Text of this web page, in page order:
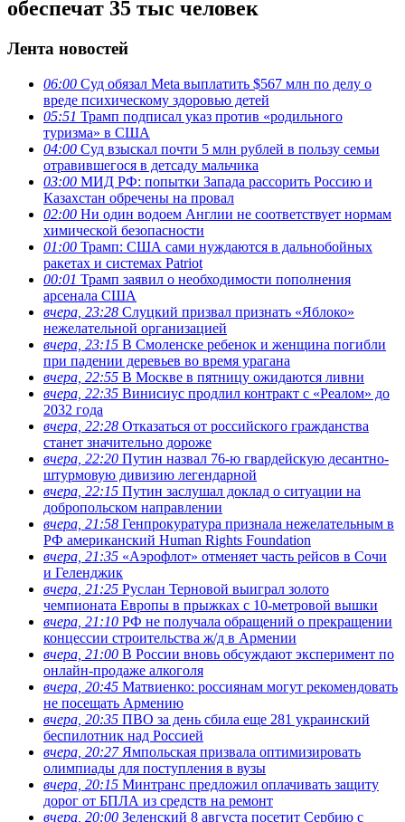
обеспечат 35 тыс человек
Лента новостей
06:00 Суд обязал Meta выплатить $567 млн по делу о
вреде психическому здоровью детей
05:51 Трамп подписал указ против «родильного
туризма» в США
04:00 Суд взыскал почти 5 млн рублей в пользу семьи
отравившегося в детсаду мальчика
03:00 МИД РФ: попытки Запада рассорить Россию и
Казахстан обречены на провал
02:00 Ни один водоем Англии не соответствует нормам
химической безопасности
01:00 Трамп: США сами нуждаются в дальнобойных
ракетах и системах Patriot
00:01 Трамп заявил о необходимости пополнения
арсенала США
вчера, 23:28 Слуцкий призвал признать «Яблоко»
нежелательной организацией
вчера, 23:15 В Смоленске ребенок и женщина погибли
при падении деревьев во время урагана
вчера, 22:55 В Москве в пятницу ожидаются ливни
вчера, 22:35 Винисиус продлил контракт с «Реалом» до
2032 года
вчера, 22:28 Отказаться от российского гражданства
станет значительно дороже
вчера, 22:20 Путин назвал 76-ю гвардейскую десантно-
штурмовую дивизию легендарной
вчера, 22:15 Путин заслушал доклад о ситуации на
добропольском направлении
вчера, 21:58 Генпрокуратура признала нежелательным в
РФ американский Human Rights Foundation
вчера, 21:35 «Аэрофлот» отменяет часть рейсов в Сочи
и Геленджик
вчера, 21:25 Руслан Терновой выиграл золото
чемпионата Европы в прыжках с 10-метровой вышки
вчера, 21:10 РФ не получала обращений о прекращении
концессии строительства ж/д в Армении
вчера, 21:00 В России вновь обсуждают эксперимент по
онлайн-продаже алкоголя
вчера, 20:45 Матвиенко: россиянам могут рекомендовать
не посещать Армению
вчера, 20:35 ПВО за день сбила еще 281 украинский
беспилотник над Россией
вчера, 20:27Ямпольская призвала оптимизировать
олимпиады для поступления в вузы
вчера, 20:15 Минтранс предложил оплачивать защиту
дорог от БПЛА из средств на ремонт
вчера, 20:00 Зеленский 8 августа посетит Сербию с